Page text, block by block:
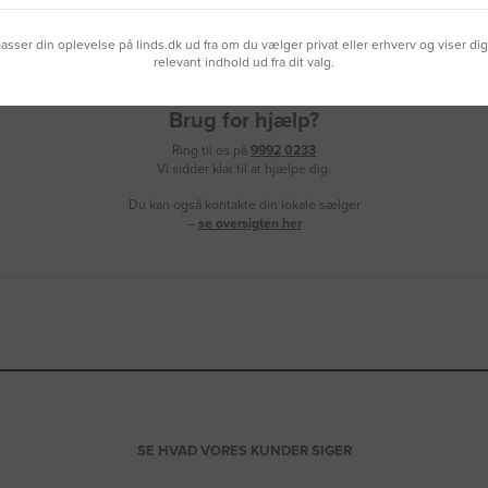
Brug for hjælp?
Ring til os på 9992 0233
Vi sidder klar til at hjælpe dig.
Du kan også kontakte din lokale sælger
– se oversigten her
SE HVAD VORES KUNDER SIGER
din oplevelse på linds.dk ud fra om du vælger privat eller erhverv og viser
relevant indhold ud fra dit valg.